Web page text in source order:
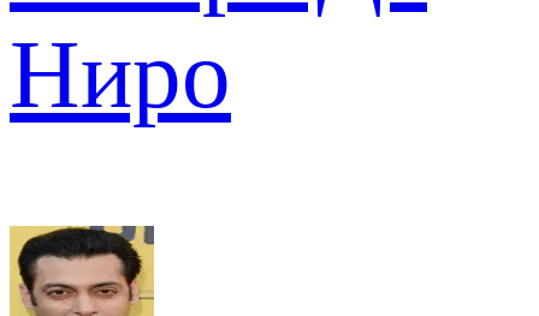
Ниро